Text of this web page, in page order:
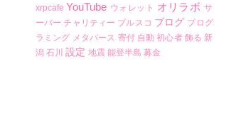
xrpcafe YouTube ウォレット オリラボ サ
ーバー チャリティー ブルスコ ブログ プログ
ラミング メタバース 寄付 自動 初心者 飾る 新
潟 石川 設定 地震 能登半島 募金